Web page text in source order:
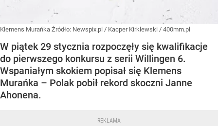
Klemens Murańka Źródło: Newspix.pl / Kacper Kirklewski / 400mm.pl
W piątek 29 stycznia rozpoczęły się kwalifikacje
do pierwszego konkursu z serii Willingen 6.
Wspaniałym skokiem popisał się Klemens
Murańka – Polak pobił rekord skoczni Janne
Ahonena.